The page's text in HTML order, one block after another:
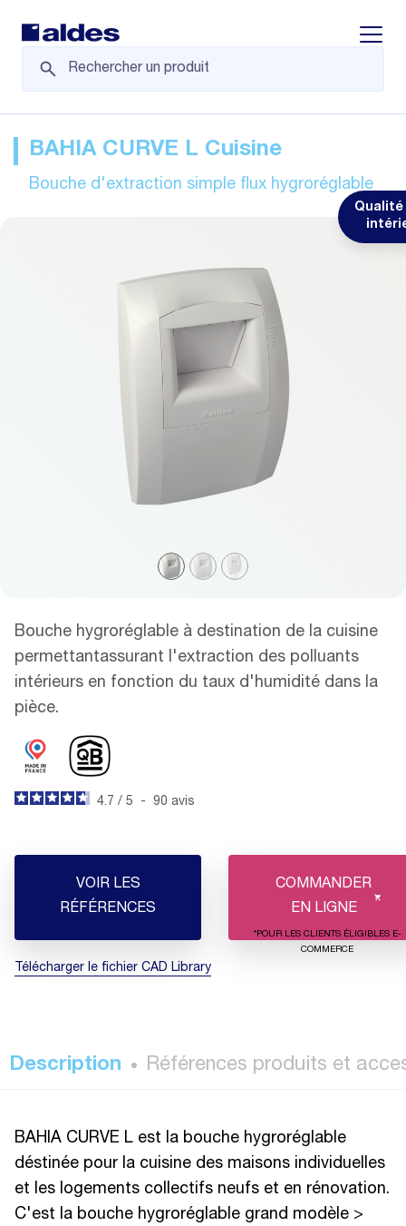
Qualité
BAHIA CURVE L Cuisine
Bouche d'extraction simple flux hygroréglable
Bouche hygroréglable à destination de la cuisine
permettantassurant l'extraction des polluants
intérieurs en fonction du taux d'humidité dans la
pièce.
4.7 / 5 - 90 avis
VOIR LES
RÉFÉRENCES
COMMANDER
EN LIGNE
*POUR LES CLIENTS ÉLIGIBLES E-
COMMERCE
Télécharger le fichier CAD Library
Description Références produits et
BAHIA CURVE L est la bouche hygroréglable
déstinée pour la cuisine des maisons individuelles
et les logements collectifs neufs et en rénovation.
C'est la bouche hygroréglable grand modèle >